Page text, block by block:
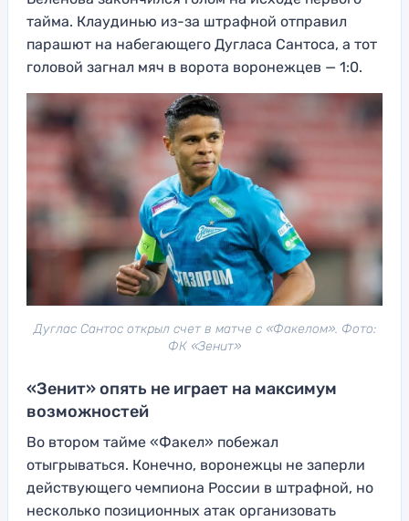
тайма. Клаудинью из-за штрафной отправил
парашют на набегающего Дугласа Сантоса, а тот
головой загнал мяч в ворота воронежцев — 1:0.
Дуглас Сантос открыл счет в матче с «Факелом». Фото:
ФК «Зенит»
«Зенит» опять не играет на максимум
возможностей
Во втором тайме «Факел» побежал
отыгрываться. Конечно, воронежцы не заперли
действующего чемпиона России в штрафной, но
несколько позиционных атак организовать